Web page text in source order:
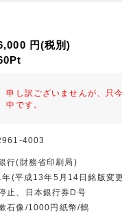
円(税別)
Pt
申し訳ございませんが、只
中です。
4003
行(財務省印刷局)
(平成13年5月14日銘版変
止、日本銀行券D号
石像/1000円紙幣/鶴